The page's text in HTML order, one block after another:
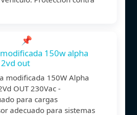
📌
150w alpha
out
modificada 150W Alpha
OUT 230Vac -
para cargas
adecuado para sistemas